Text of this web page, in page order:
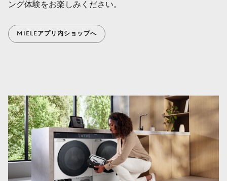
ング体験をお楽しみください。
MIELEアプリ内ショップへ